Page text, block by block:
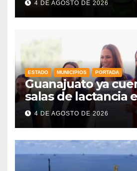
4 DE AGOSTO DE 2026
ESTADO MUNICIPIOS PORTADA
Guanajuato ya
salas de lactancia
de trabajo:
4 DE AGOSTO DE 2026